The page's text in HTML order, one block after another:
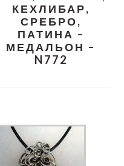
КЕХЛИБАР,
СРЕБРО,
ПАТИНА –
МЕДАЛЬОН –
N772